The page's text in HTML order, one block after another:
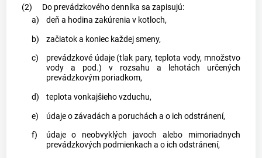
(2)
Do prevádzkového denníka sa zapisujú:
a)
deň a hodina zakúrenia v kotloch,
b)
začiatok a koniec každej smeny,
c)
prevádzkové údaje (tlak pary, teplota vody, množstvo
vody a pod.) v rozsahu a lehotách určených
prevádzkovým poriadkom,
d)
teplota vonkajšieho vzduchu,
e)
údaje o závadách a poruchách a o ich odstránení,
f)
údaje o neobvyklých javoch alebo mimoriadnych
prevádzkových podmienkach a o ich odstránení,